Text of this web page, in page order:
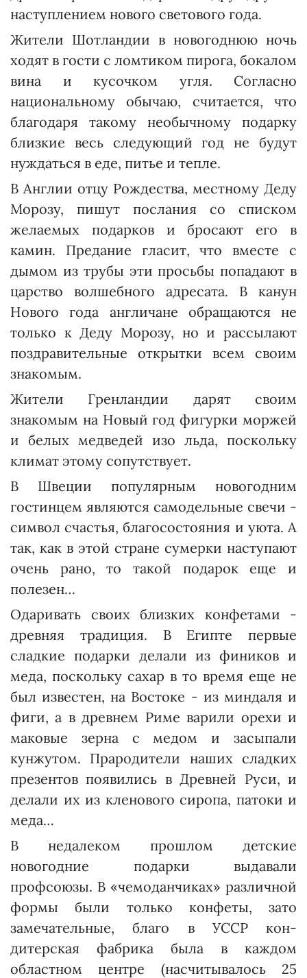
наступлением нового светового года.
Жители Шотландии в новогоднюю ночь
ходят в гости с ломтиком пирога, бокалом
вина и кусочком угля. Согласно
национальному обычаю, считается, что
благодаря такому необычному подарку
близкие весь следующий год не будут
нуждаться в еде, питье и тепле.
В Англии отцу Рождества, местному Деду
Морозу, пишут послания со списком
желаемых подарков и бросают его в
камин. Предание гласит, что вместе с
дымом из трубы эти просьбы попадают в
царство волшебного адресата. В канун
Нового года англичане обращаются не
только к Деду Морозу, но и рассылают
поздравительные открытки всем своим
знакомым.
Жители Гренландии дарят своим
знакомым на Новый год фигурки моржей
и белых медведей изо льда, поскольку
климат этому сопутствует.
В Швеции популярным новогодним
гостинцем являются самодельные свечи -
символ счастья, благосостояния и уюта. А
так, как в этой стране сумерки наступают
очень рано, то такой подарок еще и
полезен…
Одаривать своих близких конфетами -
древняя традиция. В Египте первые
сладкие подарки делали из фиников и
меда, поскольку сахар в то время еще не
был известен, на Востоке - из миндаля и
фиги, а в древнем Риме варили орехи и
маковые зерна с медом и засыпали
кунжутом. Прародители наших сладких
презентов появились в Древней Руси, и
делали их из кленового сиропа, патоки и
меда…
В недалеком прошлом детские
новогодние подарки выдавали
профсоюзы. В «чемоданчиках» различной
формы были только конфеты, зато
замечательные, благо в УССР кон­
дитерская фабрика была в каждом
областном центре (насчитывалось 25